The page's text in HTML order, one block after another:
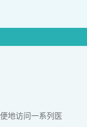
地访问一系列医